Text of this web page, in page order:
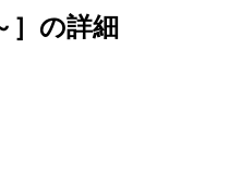
の詳細